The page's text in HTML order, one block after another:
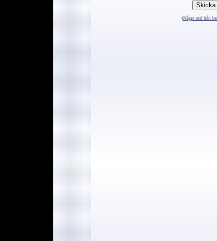
(Några ord från